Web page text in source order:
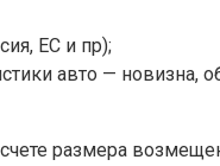
ЕС и пр);
авто — новизна,
размера